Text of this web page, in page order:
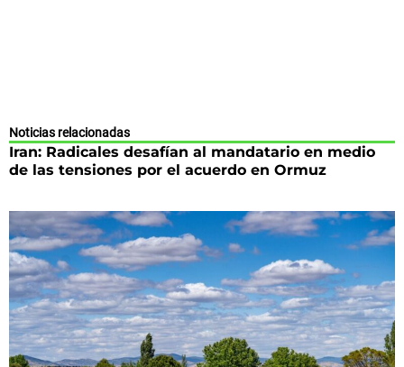
Noticias relacionadas
Iran: Radicales desafían al mandatario en medio
de las tensiones por el acuerdo en Ormuz